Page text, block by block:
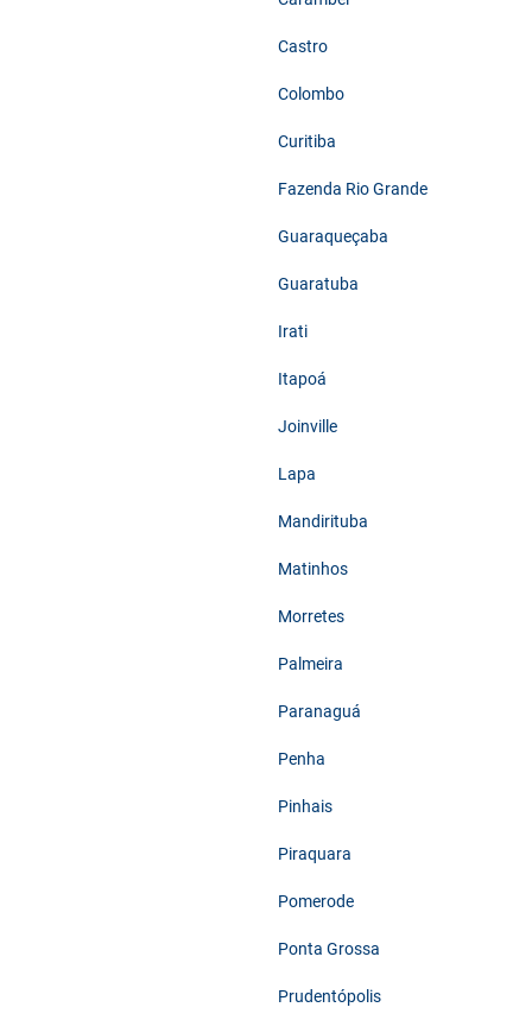
Castro
Colombo
Curitiba
Fazenda Rio Grande
Guaraqueçaba
Guaratuba
Irati
Itapoá
Joinville
Lapa
Mandirituba
Matinhos
Morretes
Palmeira
Paranaguá
Penha
Pinhais
Piraquara
Pomerode
Ponta Grossa
Prudentópolis